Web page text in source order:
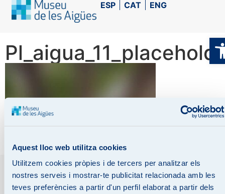
Aquest lloc web utilitza cookies
Utilitzem cookies pròpies i de tercers per analitzar els
nostres serveis i mostrar-te publicitat relacionada amb les
teves preferències a partir d'un perfil elaborat a partir dels
ESP CAT ENG